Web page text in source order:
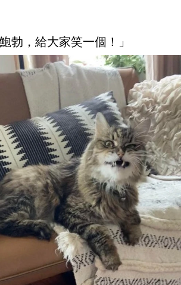
勃，給大家笑一個！」